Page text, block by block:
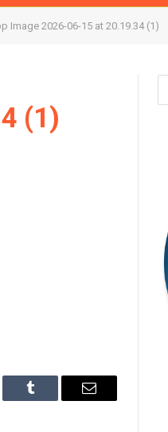
Image 2026-06-15 at 20.19.34 (1)
(1)
Tumblr Email